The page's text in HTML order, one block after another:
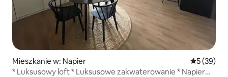
Mieszkanie w: Napier Średnia
5 (39)
* Luksusowy loft * Luksusowe zakwaterowanie * Napier